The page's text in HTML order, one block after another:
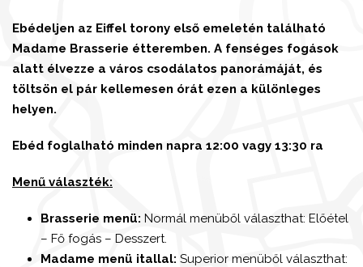
Ebédeljen az Eiffel torony első emeletén található
Madame Brasserie étteremben. A fenséges fogások
alatt élvezze a város csodálatos panorámáját, és
töltsön el pár kellemesen órát ezen a különleges
helyen.
Ebéd foglalható minden napra 12:00 vagy 13:30 ra
Menű választék:
Brasserie menü: Normál menüből választhat: Előétel
– Fő fogás – Desszert.
Madame menü itallal: Superior menüből választhat: